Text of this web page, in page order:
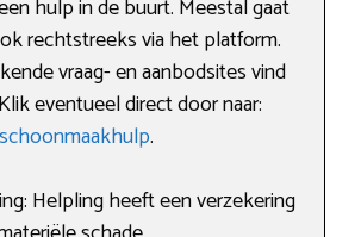
hulp in de buurt. Meestal gaat
rechtstreeks via het platform.
vraag- en aanbodsites vind
eventueel direct door naar:
.
Helpling heeft een verzekering